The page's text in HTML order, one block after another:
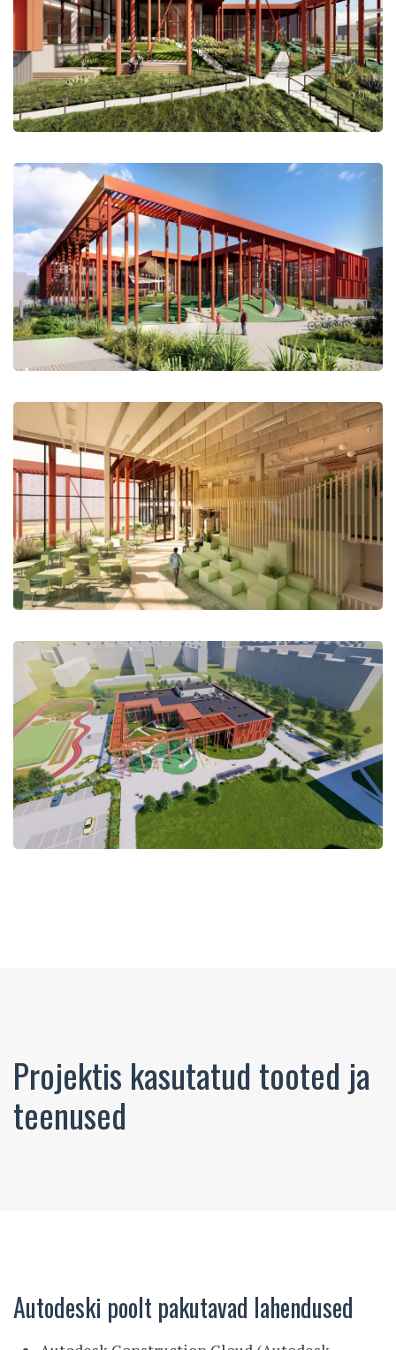
Projektis kasutatud tooted ja
teenused
Autodeski poolt pakutavad lahendused